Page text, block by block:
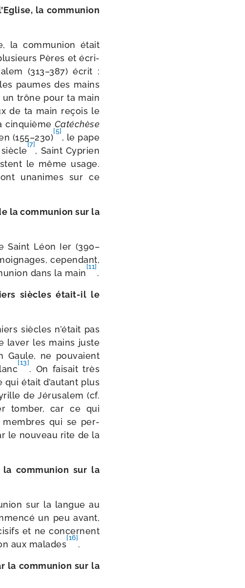
la com­mu­nion
la com­mu­nion était
Pères et écri­
(313–387) écrit :
paumes des mains
trône pour ta main
de ta main reçois le
cin­quième Catéchèse
(155–230)
[5]
, le pape
[7]
, Saint Cyprien
le même usage.
una­nimes sur ce
la com­mu­nion sur la
Saint Léon Ier (390–
cepen­dant,
dans la main
[11]
.
siècles était-​il le
siècles n’était pas
laver les mains juste
Gaule, ne pou­vaient
[13]
. On fai­sait très
était d’autant plus
de Jérusalem (cf.
tom­ber, car ce qui
membres qui se per­
le nou­veau rite de la
com­mu­nion sur la
sur la langue au
un peu avant,
et ne concernent
aux malades
[16]
.
la com­mu­nion sur la